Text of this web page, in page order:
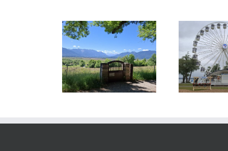
Astrologisch durch das
Jahr – Juli 2026